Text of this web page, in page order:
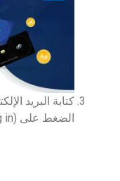
كتابة البريد
الضغط على (Log in).